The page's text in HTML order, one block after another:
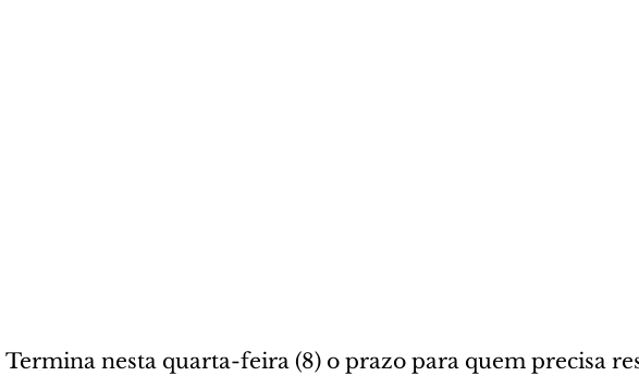
Termina nesta quarta-feira (8) o prazo para quem precisa